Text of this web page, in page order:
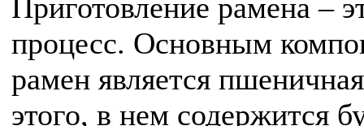
Приготовление рамена –
процесс. Основным
рамен является
этого, в нем содержится